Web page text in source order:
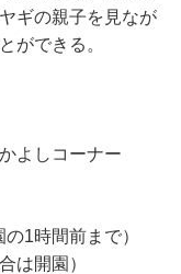
ギの親子を見なが
ができる。
よしコーナー
1時間前まで）
は開園）